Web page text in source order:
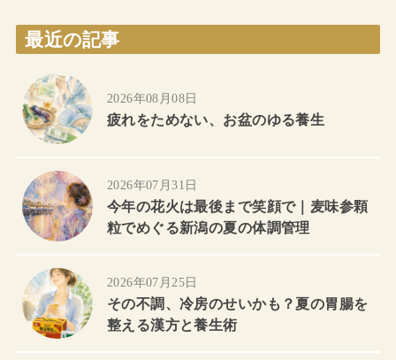
最近の記事
2026年08月08日
疲れをためない、お盆のゆる養生
2026年07月31日
今年の花火は最後まで笑顔で｜麦味参顆
粒でめぐる新潟の夏の体調管理
2026年07月25日
その不調、冷房のせいかも？夏の胃腸を
整える漢方と養生術